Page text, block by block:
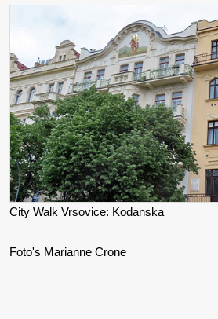
City Walk Vrsovice: Kodanska
Foto's Marianne Crone